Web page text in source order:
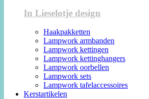
In Lieselotje design
Haakpakketten
Lampwork armbanden
Lampwork kettingen
Lampwork kettinghangers
Lampwork oorbellen
Lampwork sets
Lampwork tafelaccessoires
Kerstartikelen